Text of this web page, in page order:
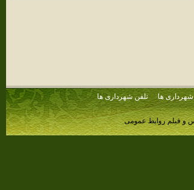
ها تلفن شهرداری ها
و فیلم روابط عمومی